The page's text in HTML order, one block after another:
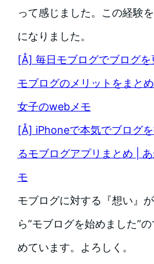
って感じました。この経験
になりました。
[Å] 毎日モブログでブログ
モブログのメリットをまと
女子のwebメモ
[Å] iPhoneで本気でブログ
るモブログアプリまとめ |
モ
モブログに対する『想い』
ら”モブログを始めました”
めています。よろしく。